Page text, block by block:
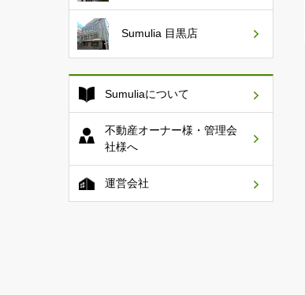
Sumulia 目黒店
Sumuliaについて
不動産オーナー様・管理会
社様へ
運営会社